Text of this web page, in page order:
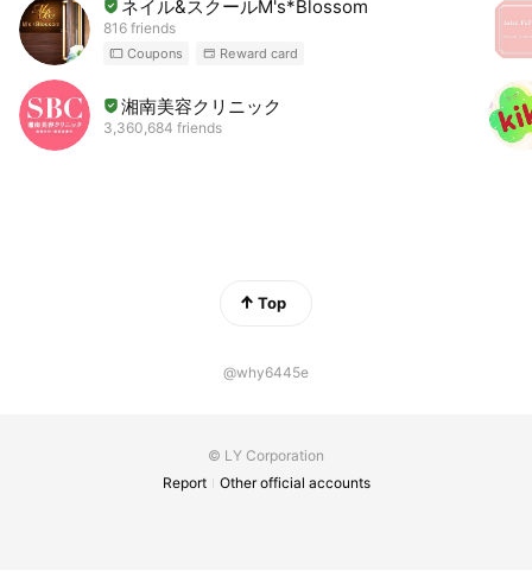
ネイル&スクールM's*Blossom
816 friends
Coupons Reward card
湘南美容クリニック
3,360,684 friends
Top
@why6445e
© LY Corporation
Report
Other official accounts